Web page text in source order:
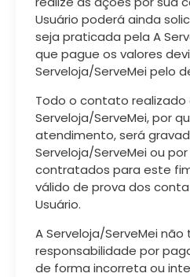
Usuário poderá ainda
seja praticada pela A
que pague os valores
Serveloja/ServeMei pelo
Todo o contato realizado
Serveloja/ServeMei, por
atendimento, será
Serveloja/ServeMei ou
contratados para este
válido de prova dos
Usuário.
A Serveloja/ServeMei
responsabilidade por
de forma incorreta ou